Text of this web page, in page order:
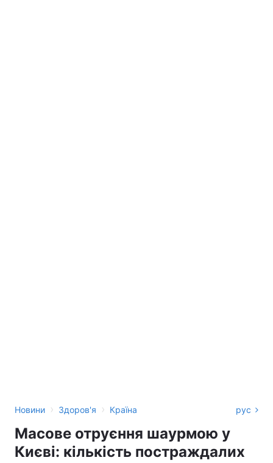
Новини › Здоров'я › Країна рус
Масове отруєння шаурмою у
Києві: кількість постраждалих